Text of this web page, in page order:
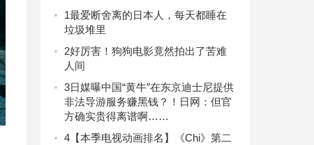
文对话交流会
1最爱断舍离的日本人，每天都睡在
垃圾堆里
2好厉害！狗狗电影竟然拍出了苦难
人间
3日媒曝中国“黄牛”在东京迪士尼提供
非法导游服务赚黑钱？！日网：但官
方确实贵得离谱啊……
4 【本季电视动画排名】《Chi》第二